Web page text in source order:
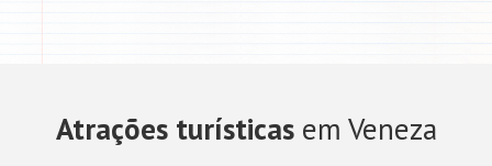
Atrações turísticasem Veneza